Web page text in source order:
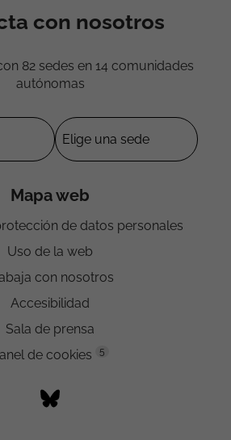
con nosotros
82 sedes en 14 comunidades
autónomas
Mapa web
de datos personales
Uso de la web
con nosotros
Accesibilidad
Sala de prensa
de cookies
5